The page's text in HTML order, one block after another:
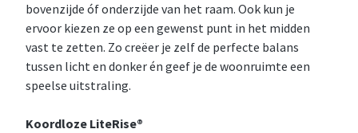
bovenzijde óf onderzijde van het raam. Ook kun je
ervoor kiezen ze op een gewenst punt in het midden
vast te zetten. Zo creëer je zelf de perfecte balans
tussen licht en donker én geef je de woonruimte een
speelse uitstraling.
Koordloze LiteRise®